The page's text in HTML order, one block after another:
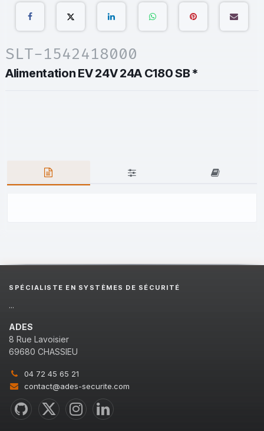
SLT-1542418000
Alimentation EV 24V 24A C180 SB *
SPÉCIALISTE EN SYSTÈMES DE SÉCURITÉ
...
ADES
8 Rue Lavoisier
69680 CHASSIEU
04 72 45 65 21
contact@ades-securite.com